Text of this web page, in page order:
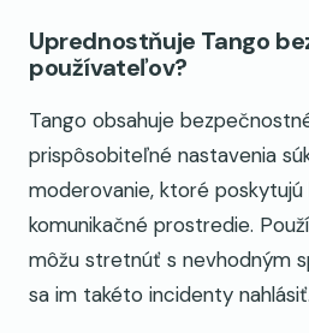
Uprednostňuje Tango
používateľov?
Tango obsahuje
prispôsobiteľné nastavenia
moderovanie, ktoré
komunikačné prostredie.
môžu stretnúť s nevhodným
sa im takéto incidenty nahlásiť.